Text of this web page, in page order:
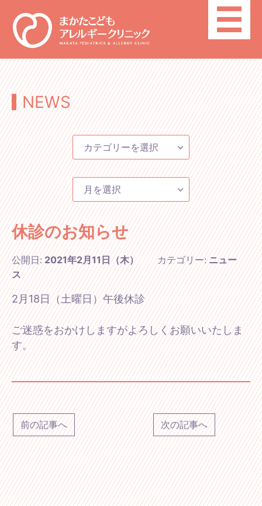
toggle
NEWS
カテゴリーを選択
月を選択
休診のお知らせ
公開日:2021年2月11日（木） カテゴリー:ニュー
ス
2月18日（土曜日）午後休診
ご迷惑をおかけしますがよろしくお願いいたしま
す。
前の記事へ 次の記事へ